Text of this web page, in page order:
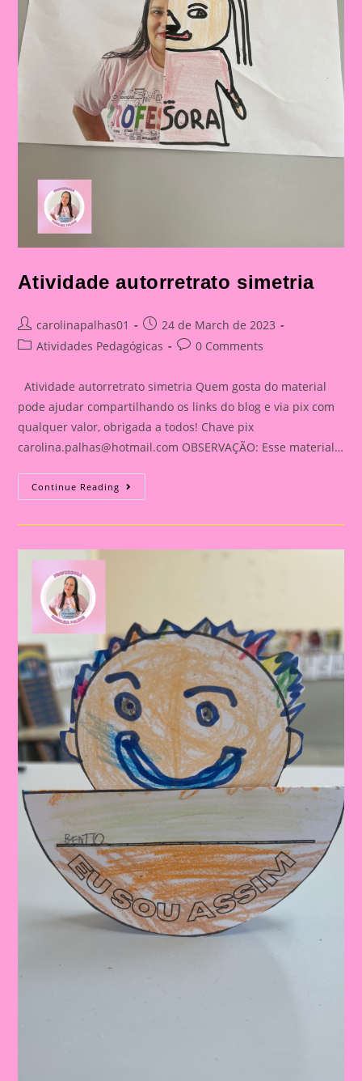
Atividade autorretrato simetria
Post
author:
carolinapalhas01
Post
published:
24 de March de 2023
PostAtividades Pedagógicas
Post0 Comments
Atividade autorretrato simetria Quem gosta do material
pode ajudar compartilhando os links do blog e via pix com
qualquer valor, obrigada a todos! Chave pix
carolina.palhas@hotmail.com OBSERVAÇÃO: Esse material…
Continue Reading Atividade
Autorretrato